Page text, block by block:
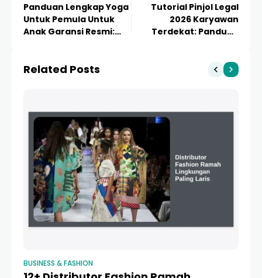
Panduan Lengkap Yoga
Untuk Pemula Untuk
Anak Garansi Resmi:
Tutorial Pinjol Legal
2026 Karyawan
Terdekat: Panduan
Related Posts
BUSINESS & FASHION